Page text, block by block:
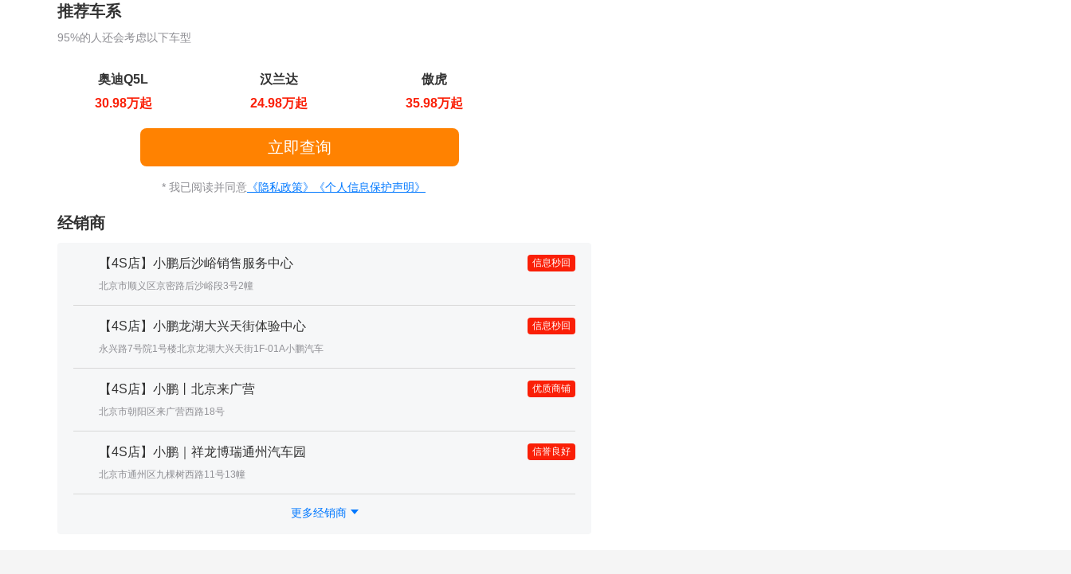
推荐车系
95%的人还会考虑以下车型
奥迪Q5L
30.98万起
汉兰达
24.98万起
傲虎
35.98万起
* 我已阅读并同意 《隐私政策》 《个人信息保护声明》
经销商
【4S店】小鹏后沙峪销售服务中心
北京市顺义区京密路后沙峪段3号2幢
信息秒回
【4S店】小鹏龙湖大兴天街体验中心
永兴路7号院1号楼北京龙湖大兴天街1F-01A小鹏汽车
信息秒回
【4S店】小鹏丨北京来广营
北京市朝阳区来广营西路18号
优质商铺
【4S店】小鹏｜祥龙博瑞通州汽车园
北京市通州区九棵树西路11号13幢
信誉良好
更多经销商